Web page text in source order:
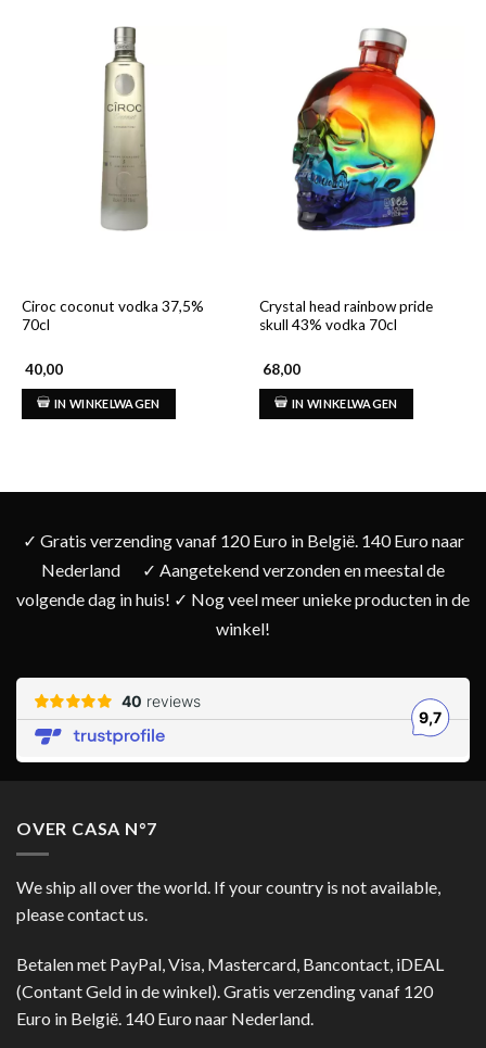
Ciroc coconut vodka 37,5%
70cl
40,00
IN WINKELWAGEN
Crystal head rainbow pride
skull 43% vodka 70cl
68,00
IN WINKELWAGEN
✓ Gratis verzending vanaf 120 Euro in België. 140 Euro naar
Nederland
✓ Aangetekend verzonden en meestal de
volgende dag in huis! ✓ Nog veel meer unieke producten in de
winkel!
OVER CASA N°7
We ship all over the world. If your country is not available,
please contact us.
Betalen met PayPal, Visa, Mastercard, Bancontact, iDEAL
(Contant Geld in de winkel). Gratis verzending vanaf 120
Euro in België. 140 Euro naar Nederland.